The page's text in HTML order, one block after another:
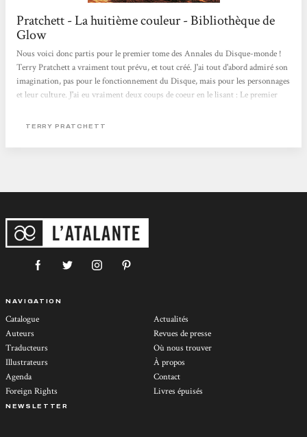
Pratchett - La huitième couleur - Bibliothèque de
Glow
Nous voici donc partis pour le premier tome des Annales du Disque-monde !
Terry Pratchett a vraiment tout prévu, et tout créé. J'ai tout d'abord admiré son
imagination, pas pour le fonctionnement du Disque, mais pour les personnages
et leur culture. J'ai eu vraiment deux coups de coeur en le lisant : Le premier
propriétaire jusqu'à sa mort. Ses propriétés magiques sont dues au poirier
personnage omniprésent dans tout les livres de la série...
TERRY PRATCHETT
NAVIGATION
Catalogue
Auteurs
Traducteurs
Illustrateurs
Agenda
Foreign Rights
Actualités
Revues de presse
Où nous trouver
À propos
Contact
Livres épuisés
NEWSLETTER